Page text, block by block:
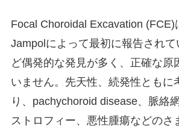
Focal Choroidal Excavation (FCE)
Jampolによって最初に報告され
ど偶発的な発見が多く、正確な原
いません。先天性、続発性ともに
り、pachychoroid disease、脈絡
ストロフィー、悪性腫瘍などのさ